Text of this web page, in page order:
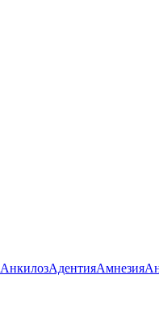
АнкилозАдентияАмнезия